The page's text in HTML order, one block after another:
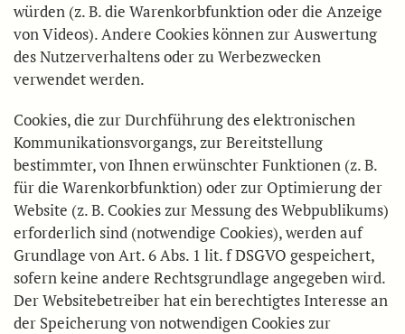
würden (z. B. die Warenkorbfunktion oder die Anzeige
von Videos). Andere Cookies können zur Auswertung
des Nutzerverhaltens oder zu Werbezwecken
verwendet werden.
Cookies, die zur Durchführung des elektronischen
Kommunikationsvorgangs, zur Bereitstellung
bestimmter, von Ihnen erwünschter Funktionen (z. B.
für die Warenkorbfunktion) oder zur Optimierung der
Website (z. B. Cookies zur Messung des Webpublikums)
erforderlich sind (notwendige Cookies), werden auf
Grundlage von Art. 6 Abs. 1 lit. f DSGVO gespeichert,
sofern keine andere Rechtsgrundlage angegeben wird.
Der Websitebetreiber hat ein berechtigtes Interesse an
der Speicherung von notwendigen Cookies zur